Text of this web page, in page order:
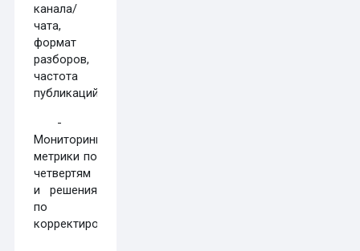
канала/
чата,
формат
разборов,
частота
публикаций.
-
Мониторинг:
метрики по
четвертям
и решения
по
корректировке.